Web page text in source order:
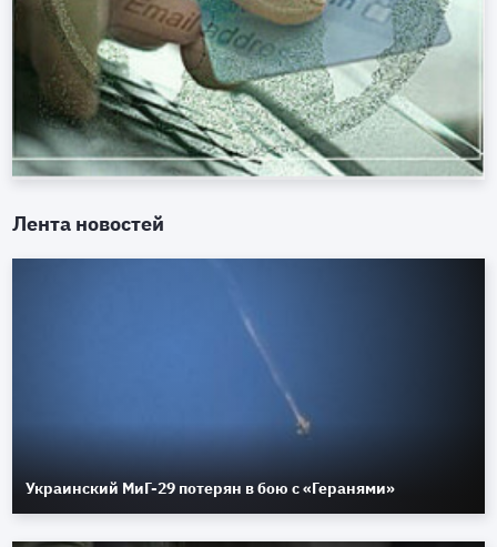
Лента новостей
Украинский МиГ-29 потерян в бою с «Геранями»